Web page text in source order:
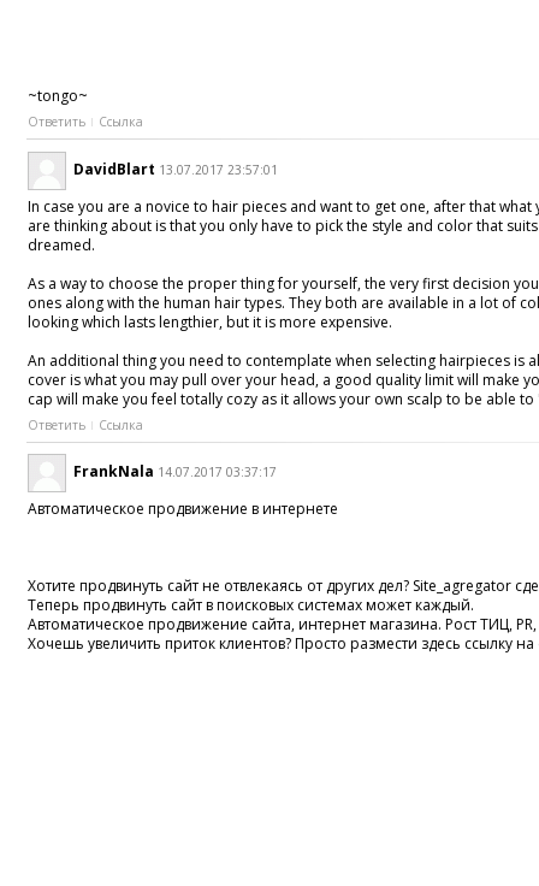
~tongo~
Ответить Ссылка
DavidBlart 13.07.2017 23:57:01
In case you are a novice to hair pieces and want to get one, after that what
are thinking about is that you only have to pick the style and color that
dreamed.
As a way to choose the proper thing for yourself, the very first decision
ones along with the human hair types. They both are available in a lot of
looking which lasts lengthier, but it is more expensive.
An additional thing you need to contemplate when selecting hairpieces is
cover is what you may pull over your head, a good quality limit will make
cap will make you feel totally cozy as it allows your own scalp to be able
Ответить Ссылка
FrankNala 14.07.2017 03:37:17
Автоматическое продвижение в интернете
Хотите продвинуть сайт не отвлекаясь от других дел? Site_agregator
Теперь продвинуть сайт в поисковых системах может каждый.
Автоматическое продвижение сайта, интернет магазина. Рост ТИЦ,
Хочешь увеличить приток клиентов? Просто размести здесь ссылку на